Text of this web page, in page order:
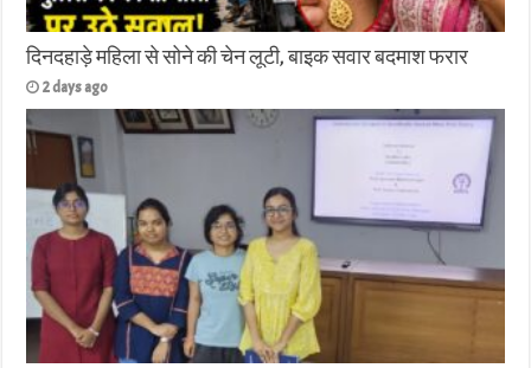
दिनदहाड़े महिला से सोने की चेन लूटी, बाइक सवार बदमाश फरार
2 days ago